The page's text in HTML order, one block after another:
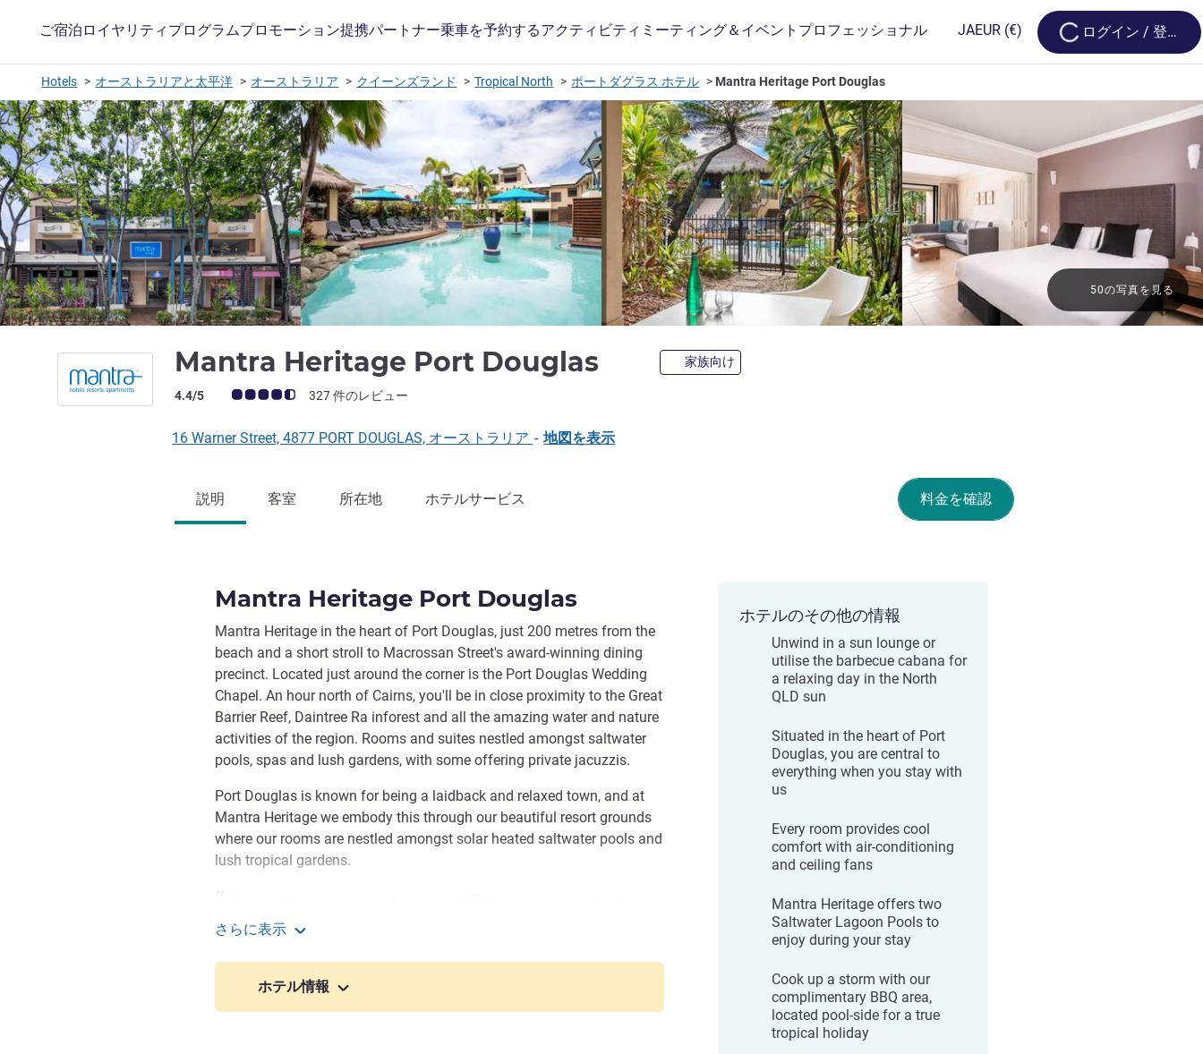
ご宿泊 ロイヤリティプログラムプロモーション提携パートナー乗車を予約するアクティビティ ミーティング＆イベント プロフェッショナル JAEUR (€) Loading...
ログイン / 登録
Hotels オーストラリアと太平洋 オーストラリア クイーンズランド Tropical North ポートダグラス ホテル Mantra Heritage Port Douglas
Mantra Heritage Port Douglas 4 つ星家族向け
お客さまの声 (確認済みレビュー アコーホテルズ)
4.4/5 327 件のレビュー
50の写真を見る
16 Warner Street, 4877 PORT DOUGLAS, オーストラリア - 地図を表示
料金を確認
説明 客室 所在地 ホテルサービス
Mantra Heritage Port Douglas
Mantra Heritage in the heart of Port Douglas, just 200 metres from the
beach and a short stroll to Macrossan Street's award-winning dining
precinct. Located just around the corner is the Port Douglas Wedding
Chapel. An hour north of Cairns, you'll be in close proximity to the Great
Barrier Reef, Daintree Ra inforest and all the amazing water and nature
activities of the region. Rooms and suites nestled amongst saltwater
pools, spas and lush gardens, with some offering private jacuzzis.
Port Douglas is known for being a laidback and relaxed town, and at
Mantra Heritage we embody this through our beautiful resort grounds
where our rooms are nestled amongst solar heated saltwater pools and
lush tropical gardens.
lagoon pools, spas and lush tropical gardens, Mantra Heritage is all
Margaux Bertolini ホテル経営
さらに表示
ホテル情報
ホテルのその他の情報
Unwind in a sun lounge or
utilise the barbecue cabana for
a relaxing day in the North
QLD sun
Situated in the heart of Port
Douglas, you are central to
everything when you stay with
us
Every room provides cool
comfort with air-conditioning
and ceiling fans
Mantra Heritage offers two
Saltwater Lagoon Pools to
enjoy during your stay
Cook up a storm with our
complimentary BBQ area,
located pool-side for a true
tropical holiday